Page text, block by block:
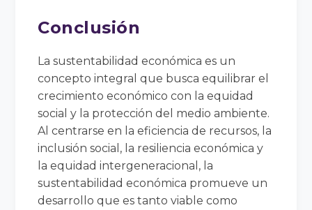
Conclusión
La sustentabilidad económica es un
concepto integral que busca equilibrar el
crecimiento económico con la equidad
social y la protección del medio ambiente.
Al centrarse en la eficiencia de recursos, la
inclusión social, la resiliencia económica y
la equidad intergeneracional, la
sustentabilidad económica promueve un
desarrollo que es tanto viable como